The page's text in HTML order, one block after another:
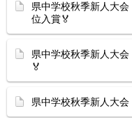
県中学校秋季新人
位入賞🏅
県中学校秋季新人大
🏅
県中学校秋季新人